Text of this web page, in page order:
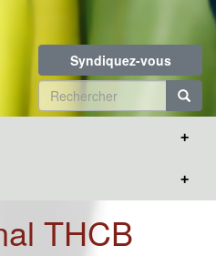
Syndiquez-vous
Formulaire
de
THCB